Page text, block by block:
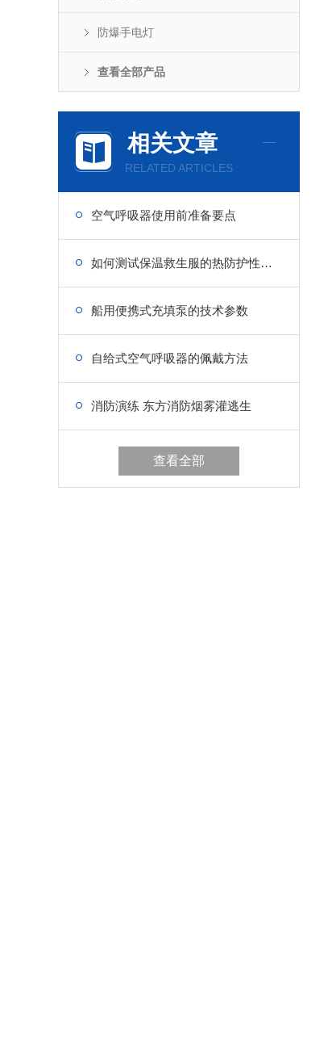
防爆手电灯
查看全部产品
相关文章
RELATED ARTICLES
空气呼吸器使用前准备要点
如何测试保温救生服的热防护性能？
船用便携式充填泵的技术参数
自给式空气呼吸器的佩戴方法
消防演练 东方消防烟雾灌逃生
查看全部